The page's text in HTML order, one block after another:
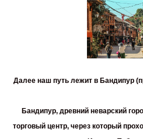
Далее наш путь лежит в Бандипур
Бандипур, древний неварский
торговый центр, через который